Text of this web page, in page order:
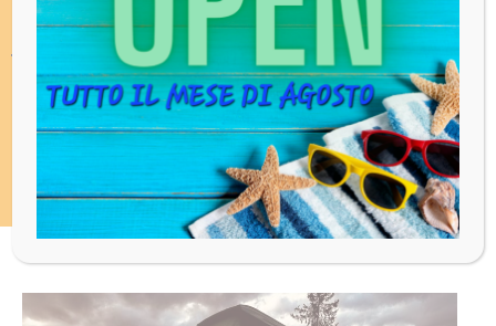
ETRUSCO
TIPE X 600 DB COMPLETE
SELECTION CON TETTO
POP UP